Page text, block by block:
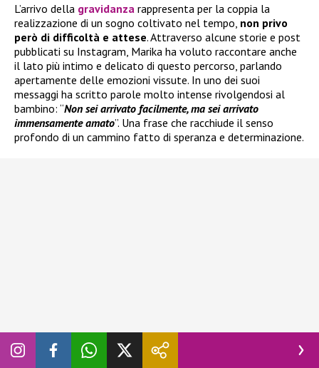
L’arrivo della gravidanza rappresenta per la coppia la
realizzazione di un sogno coltivato nel tempo, non privo
però di difficoltà e attese. Attraverso alcune storie e post
pubblicati su Instagram, Marika ha voluto raccontare anche
il lato più intimo e delicato di questo percorso, parlando
apertamente delle emozioni vissute. In uno dei suoi
messaggi ha scritto parole molto intense rivolgendosi al
bambino: “Non sei arrivato facilmente, ma sei arrivato
immensamente amato”. Una frase che racchiude il senso
profondo di un cammino fatto di speranza e determinazione.
L’ex corteggiatrice ha infatti condiviso con i suoi follower il